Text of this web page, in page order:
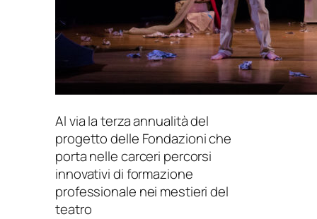
Al via la terza annualità del
progetto delle Fondazioni che
porta nelle carceri percorsi
innovativi di formazione
professionale nei mestieri del
teatro